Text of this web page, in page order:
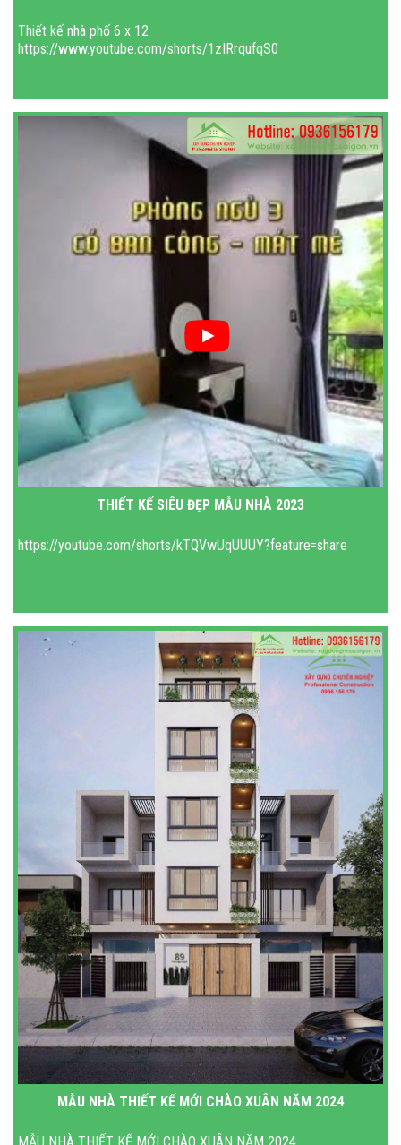
Thiết kế nhà phố 6 x 12
https://www.youtube.com/shorts/1zIRrqufqS0
THIẾT KẾ SIÊU ĐẸP MẪU NHÀ 2023
https://youtube.com/shorts/kTQVwUqUUUY?feature=share
MẪU NHÀ THIẾT KẾ MỚI CHÀO XUÂN NĂM 2024
MẪU NHÀ THIẾT KẾ MỚI CHÀO XUÂN NĂM 2024